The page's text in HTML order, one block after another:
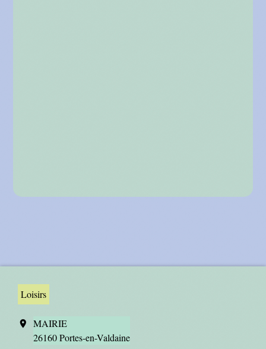
Loisirs
location_on
MAIRIE
26160 Portes-en-Valdaine